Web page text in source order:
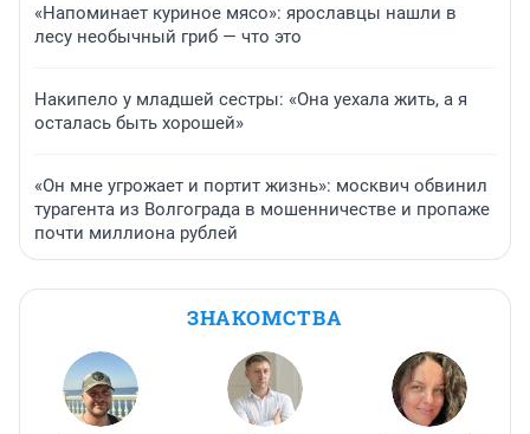
«Напоминает куриное мясо»: ярославцы нашли в
лесу необычный гриб — что это
Накипело у младшей сестры: «Она уехала жить, а я
осталась быть хорошей»
«Он мне угрожает и портит жизнь»: москвич обвинил
турагента из Волгограда в мошенничестве и пропаже
почти миллиона рублей
ЗНАКОМСТВА